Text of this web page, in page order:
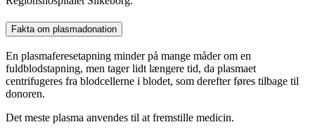
Fakta om plasmadonation
En plasmaferesetapning minder på mange måder om en
fuldblodstapning, men tager lidt længere tid, da plasmaet
centrifugeres fra blodcellerne i blodet, som derefter føres tilbage til
donoren.
Det meste plasma anvendes til at fremstille medicin.